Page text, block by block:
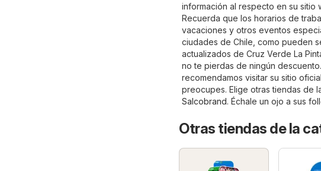
información al respecto en su sitio
Recuerda que los horarios de
vacaciones y otros eventos
ciudades de Chile, como pueden
actualizados de Cruz Verde La
no te pierdas de ningún
recomendamos visitar su sitio
preocupes. Elige otras tiendas de
Salcobrand. Échale un ojo a sus
Otras tiendas de la